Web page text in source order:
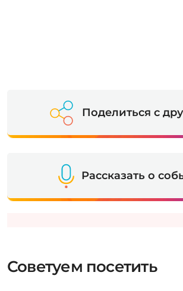
Поделиться с
Рассказать о
Советуем посетить